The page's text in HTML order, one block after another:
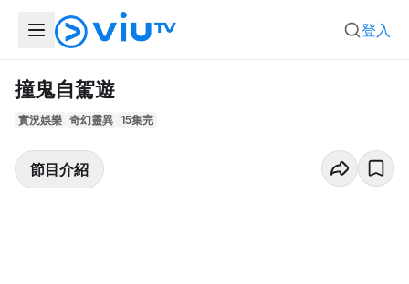
登入
撞鬼自駕遊
實況娛樂 奇幻靈異 15集完
節目介紹